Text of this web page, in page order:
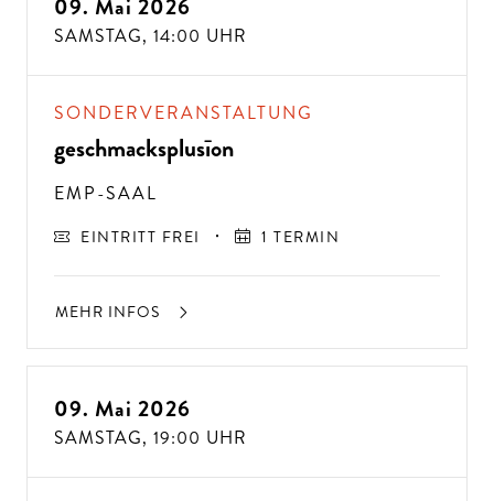
09. Mai 2026
SAMSTAG, 14:00 UHR
SONDERVERANSTALTUNG
geschmacksplusīon
EMP-SAAL
EINTRITT FREI 1 TERMIN
MEHR INFOS
09. Mai 2026
SAMSTAG, 19:00 UHR